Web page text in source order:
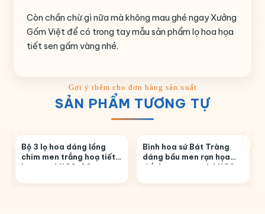
Còn chần chừ gì nữa mà không mau ghé ngay Xưởng
Gốm Việt để có trong tay mẫu sản phẩm lọ hoa họa
tiết sen gấm vàng nhé.
SẢN PHẨM TƯƠNG TỰ
Bộ 3 lọ hoa dáng lồng
chim men trắng hoạ tiết
hoa sen LHGS-20
Bình hoa sứ Bát Tràng
dáng bầu men rạn họa
tiết hoa sen xanh LHGS-